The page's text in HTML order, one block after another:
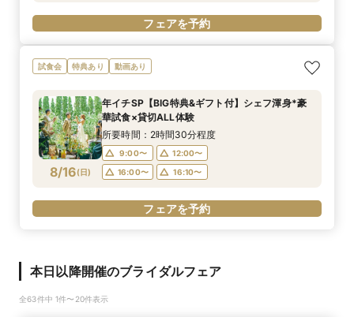
フェアを予約
試食会 特典あり 動画あり
8/16(日)
年イチSP【BIG特典&ギフト付】シェフ渾身*豪
華試食×貸切ALL体験
所要時間：2時間30分程度
9:00〜
12:00〜
16:00〜
16:10〜
フェアを予約
本日以降開催のブライダルフェア
全63件中 1件〜20件表示